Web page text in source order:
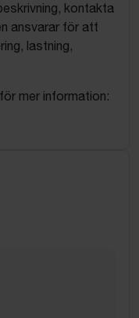
kontakta
ansvarar för att
lastning,
mer information: